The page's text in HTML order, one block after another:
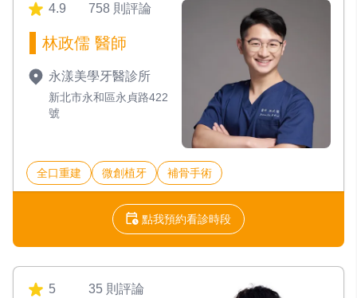
4.9 758 則評論
林政儒 醫師
永漾美學牙醫診所
新北市永和區永貞路422
號
全口重建 微創植牙 補骨手術
點我預約看診時段
5 35 則評論